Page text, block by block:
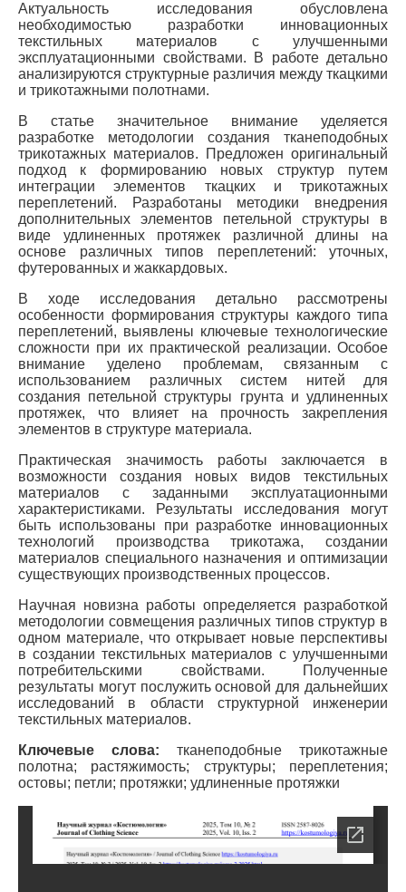
Актуальность исследования обусловлена
необходимостью разработки инновационных
текстильных материалов с улучшенными
эксплуатационными свойствами. В работе детально
анализируются структурные различия между ткацкими
и трикотажными полотнами.
В статье значительное внимание уделяется
разработке методологии создания тканеподобных
трикотажных материалов. Предложен оригинальный
подход к формированию новых структур путем
интеграции элементов ткацких и трикотажных
переплетений. Разработаны методики внедрения
дополнительных элементов петельной структуры в
виде удлиненных протяжек различной длины на
основе различных типов переплетений: уточных,
футерованных и жаккардовых.
В ходе исследования детально рассмотрены
особенности формирования структуры каждого типа
переплетений, выявлены ключевые технологические
сложности при их практической реализации. Особое
внимание уделено проблемам, связанным с
использованием различных систем нитей для
создания петельной структуры грунта и удлиненных
протяжек, что влияет на прочность закрепления
элементов в структуре материала.
Практическая значимость работы заключается в
возможности создания новых видов текстильных
материалов с заданными эксплуатационными
характеристиками. Результаты исследования могут
быть использованы при разработке инновационных
технологий производства трикотажа, создании
материалов специального назначения и оптимизации
существующих производственных процессов.
Научная новизна работы определяется разработкой
методологии совмещения различных типов структур в
одном материале, что открывает новые перспективы
в создании текстильных материалов с улучшенными
потребительскими свойствами. Полученные
результаты могут послужить основой для дальнейших
исследований в области структурной инженерии
текстильных материалов.
Ключевые слова: тканеподобные трикотажные
полотна; растяжимость; структуры; переплетения;
остовы; петли; протяжки; удлиненные протяжки